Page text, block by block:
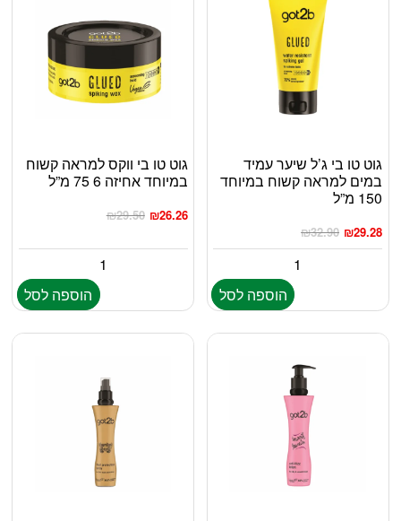
גוט טו בי ג’ל שיער עמיד
במים למראה קשוח במיוחד
150 מ”ל
₪32.90 ₪29.28
הוספה לסל
גוט טו בי ווקס למראה קשוח
במיוחד אחיזה 6 75 מ”ל
₪29.50 ₪26.26
הוספה לסל